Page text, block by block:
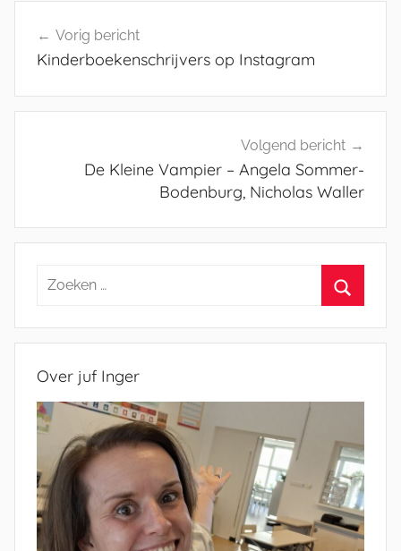
navigatie
Vorig bericht
Kinderboekenschrijvers op Instagram
Volgend bericht
De Kleine Vampier – Angela Sommer-
Bodenburg, Nicholas Waller
Zoeken
Over juf Inger